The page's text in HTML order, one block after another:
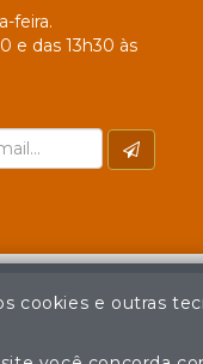
feira.
e das 13h30 às
cookies e outras